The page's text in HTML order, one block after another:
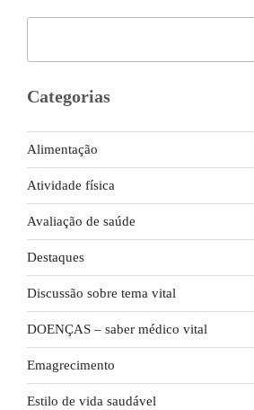
Categorias
Alimentação
Atividade física
Avaliação de saúde
Destaques
Discussão sobre tema vital
DOENÇAS – saber médico vital
Emagrecimento
Estilo de vida saudável